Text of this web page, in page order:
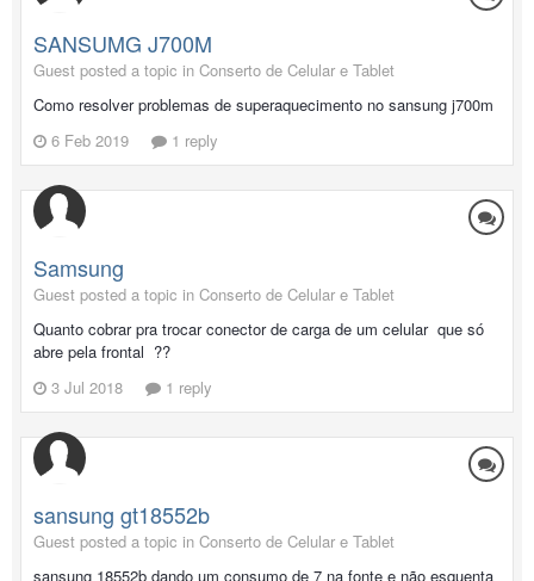
SANSUMG J700M
Guest posted a topic in Conserto de Celular e Tablet
Como resolver problemas de superaquecimento no sansung j700m
6 Feb 2019
1 reply
Samsung
Guest posted a topic in Conserto de Celular e Tablet
Quanto cobrar pra trocar conector de carga de um celular que só
abre pela frontal ??
3 Jul 2018
1 reply
sansung gt18552b
Guest posted a topic in Conserto de Celular e Tablet
sansung 18552b dando um consumo de 7 na fonte e não esquenta